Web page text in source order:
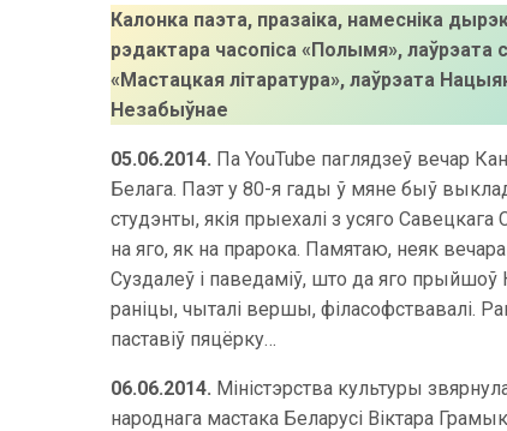
Калонка паэта, празаіка, намесніка
рэдактара часопіса «Полымя», лаўрэата
«Мастацкая літаратура», лаўрэата
Незабыўнае
05.06.2014. Па YouTube паглядзеў вечар
Белага. Паэт у 80-я гады ў мяне быў
студэнты, якія прыехалі з усяго
на яго, як на прарока. Памятаю, неяк
Суздалеў і паведаміў, што да яго прыйшоў
раніцы, чыталі вершы, філасофствавалі.
паставіў пяцёрку…
06.06.2014. Міністэрства культуры
народнага мастака Беларусі Віктара